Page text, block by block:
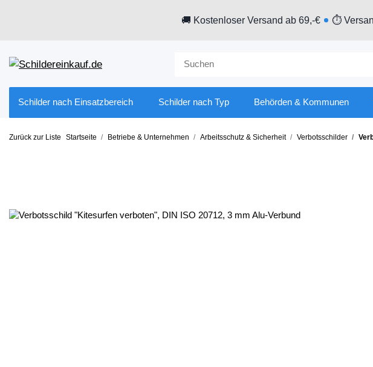
🚚 Kostenloser Versand ab 69,-€ ⏱
Schilder nach Einsatzbereich Schilder nach Typ Behörden & Kommunen
Zurück zur Liste Startseite Betriebe & Unternehmen Arbeitsschutz & Sicherheit Verbotsschilder